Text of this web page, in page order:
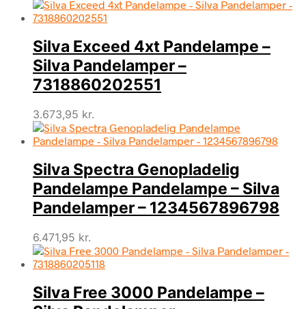
Silva Exceed 4xt Pandelampe –
Silva Pandelamper –
7318860202551
3.673,95 kr.
Silva Spectra Genopladelig
Pandelampe Pandelampe – Silva
Pandelamper – 1234567896798
6.471,95 kr.
Silva Free 3000 Pandelampe –